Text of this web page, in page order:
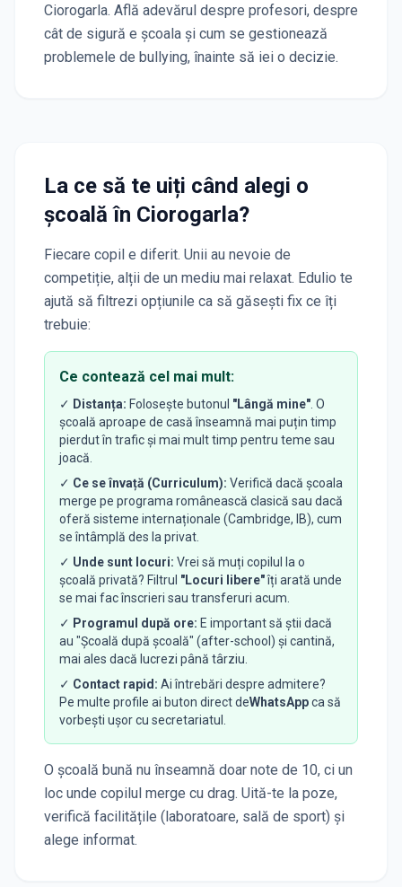
Ciorogarla. Află adevărul despre profesori, despre
cât de sigură e școala și cum se gestionează
problemele de bullying, înainte să iei o decizie.
La ce să te uiți când alegi o
școalăîn Ciorogarla?
Fiecare copil e diferit. Unii au nevoie de
competiție, alții de un mediu mai relaxat. Edulio te
ajută să filtrezi opțiunile ca să găsești fix ce îți
trebuie:
Ce contează cel mai mult:
✓ Distanța: Folosește butonul "Lângă mine" . O
școală aproape de casă înseamnă mai puțin timp
pierdut în trafic și mai mult timp pentru teme sau
joacă.
✓ Ce se învață (Curriculum): Verifică dacă școala
merge pe programa românească clasică sau dacă
oferă sisteme internaționale (Cambridge, IB), cum
se întâmplă des la privat.
✓ Unde sunt locuri: Vrei să muți copilul la o
școală privată? Filtrul "Locuri libere"îți arată unde
se mai fac înscrieri sau transferuri acum.
✓ Programul după ore: E important să știi dacă
au "Școală după școală" (after-school) și cantină,
mai ales dacă lucrezi până târziu.
✓ Contact rapid: Ai întrebări despre admitere?
Pe multe profile ai buton direct deWhatsAppca să
vorbești ușor cu secretariatul.
O școală bună nu înseamnă doar note de 10, ci un
loc unde copilul merge cu drag. Uită-te la poze,
verifică facilitățile (laboratoare, sală de sport) și
alege informat.